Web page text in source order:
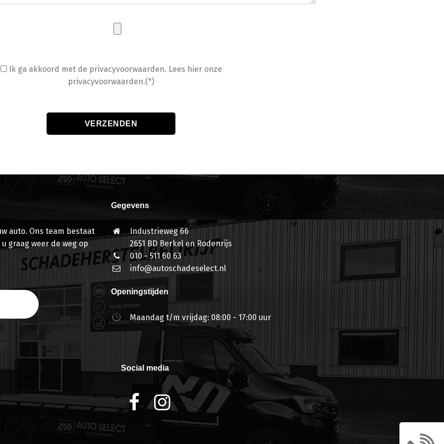
Ik ga akkoord met de privacyvoorwaarden. Lees hier onze
privacyvoorwaarden.(*)
auto. Ons team bestaat
graag weer de weg op
Gegevens
Industrieweg 66
2651 BD Berkel en Rodenrijs
010 - 511 60 63
info@autoschadeselect.nl
Openingstijden
Maandag t/m vrijdag: 08:00 - 17:00 uur
Social media